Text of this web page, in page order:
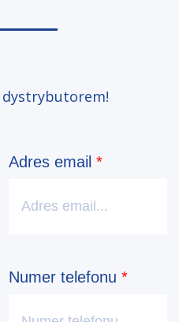
dystrybutorem!
Adres email*
Numer telefonu*